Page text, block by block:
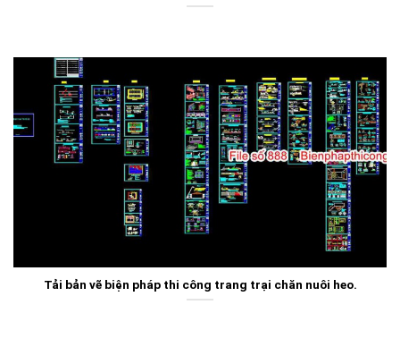
Tải bản vẽ biện pháp thi công trang trại chăn nuôi heo.